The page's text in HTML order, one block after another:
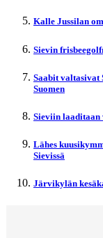
Kalle Jussilan
Sievin
Saabit valtasivat
Suomen
Sieviin laaditaan
Lähes
Sievissä
Järvikylän